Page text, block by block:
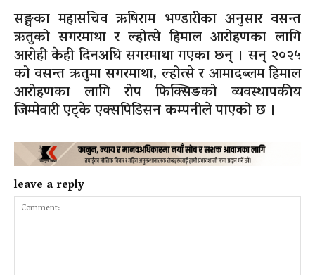
सङ्घका महासचिव ऋषिराम भण्डारीका अनुसार वसन्त
ऋतुको सगरमाथा र ल्होत्से हिमाल आरोहणका लागि
आरोही केही दिनअघि सगरमाथा गएका छन् । सन् २०२५
को वसन्त ऋतुमा सगरमाथा, ल्होत्से र आमादब्लम हिमाल
आरोहणका लागि रोप फिक्सिङको व्यवस्थापकीय
जिम्मेवारी एट्के एक्सपिडिसन कम्पनीले पाएको छ ।
leave a reply